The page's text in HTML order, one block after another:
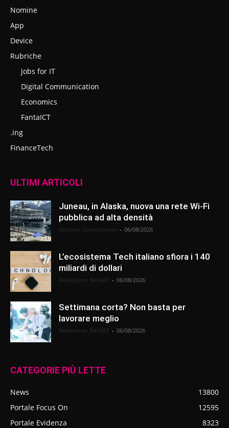
Nomine
App
Device
Rubriche
Jobs for IT
Digital Communication
Economics
FantaICT
.ing
FinanceTech
ULTIMI ARTICOLI
Juneau, in Alaska, nuova una rete Wi-Fi
pubblica ad alta densità
- 06/08/2026
L’ecosistema Tech italiano sfiora i 140
miliardi di dollari
- 06/08/2026
Settimana corta? Non basta per
lavorare meglio
- 06/08/2026
CATEGORIE PIÙ LETTE
News
13800
Portale Focus On
12595
Portale Evidenza
8323